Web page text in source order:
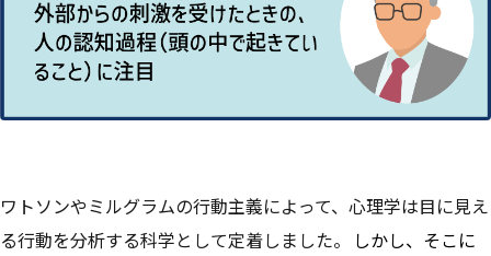
ワトソンやミルグラムの行動主義によって、心理学は目に見え
る行動を分析する科学として定着しました。
しかし、そこに